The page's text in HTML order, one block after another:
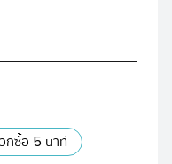
กซื้อ 5 นาที